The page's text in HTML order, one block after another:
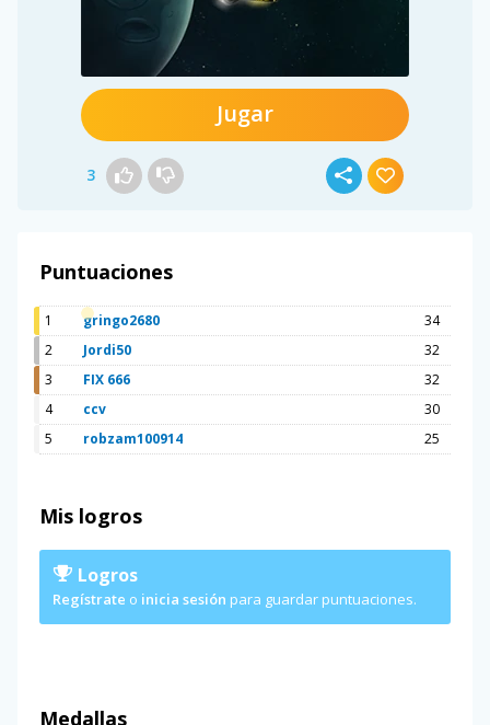
Jugar
3
Puntuaciones
1 gringo2680
34
2
Jordi50
32
3
FIX 666
32
4
ccv
30
5
robzam100914 25
Mis logros
Logros
Regístrate o inicia sesión para guardar puntuaciones.
Medallas